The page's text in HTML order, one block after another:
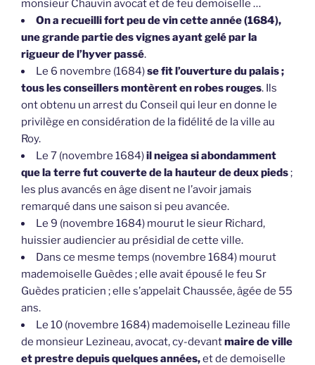
monsieur Chauvin avocat et de feu demoiselle …
On a recueilli fort peu de vin cette année (1684),
une grande partie des vignes ayant gelé par la
rigueur de l’hyver passé.
Le 6 novembre (1684)se fit l’ouverture du palais ;
tous les conseillers montèrent en robes rouges. Ils
ont obtenu un arrest du Conseil qui leur en donne le
privilège en considération de la fidélité de la ville au
Roy.
Le 7 (novembre 1684)il neigea si abondamment
que la terre fut couverte de la hauteur de deux pieds;
les plus avancés en âge disent ne l’avoir jamais
remarqué dans une saison si peu avancée.
Le 9 (novembre 1684) mourut le sieur Richard,
huissier audiencier au présidial de cette ville.
Dans ce mesme temps (novembre 1684) mourut
mademoiselle Guèdes ; elle avait épousé le feu Sr
Guèdes praticien ; elle s’appelait Chaussée, âgée de 55
ans.
Le 10 (novembre 1684) mademoiselle Lezineau fille
de monsieur Lezineau, avocat, cy-devantmaire de ville
et prestre depuis quelques années,et de demoiselle